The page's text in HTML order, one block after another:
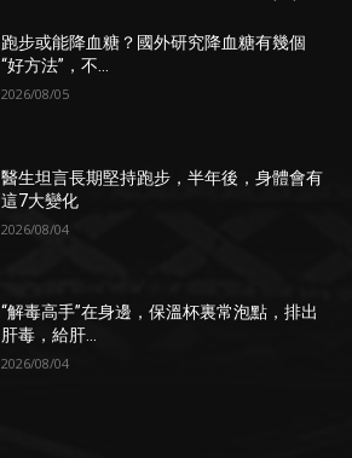
跑步或能降血糖？國外研究降血糖有幾個
“好方法”，不...
2026/08/05
醫生坦言長期堅持跑步，半年後，身體會有
這7大變化
2026/08/04
“解毒高手”在身邊，保溫杯裏常泡點，排出
肝毒，給肝...
2026/08/04